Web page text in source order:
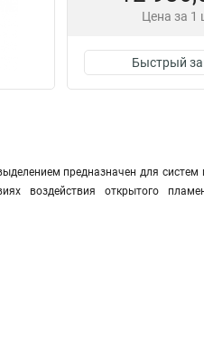
Цена за 1
Быстрый
предназначен для
воздействия открытого